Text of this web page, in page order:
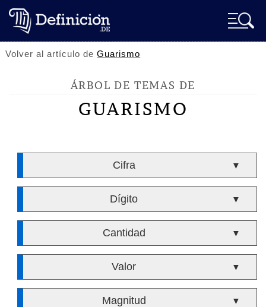
Volver al artículo deGuarismo
ÁRBOL DE TEMAS DE
GUARISMO
Cifra ▼
Dígito ▼
Cantidad ▼
Valor ▼
Magnitud ▼